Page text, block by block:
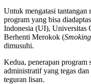
Untuk mengatasi tantangan
program yang bisa
Indonesia (UI), Universitas
Berhenti Merokok (
dimusuhi.
Kedua, penerapan program
administratif yang tegas
teguran lisan.